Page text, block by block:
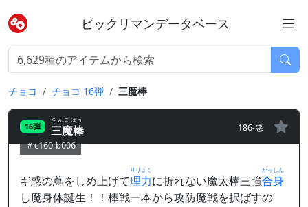
ビックリマンデータベース
チョコ チョコ 16弾 三魔棒
16弾 三魔棒
さんまぼう
186-悪
c160-b006
ギ惑の蔦をしめ上げて理力
りりょく
に折れない魔太棒三強合身
がっしん
し魔身体誕生！！棒戦一本から攻防魔戦を択ばすの